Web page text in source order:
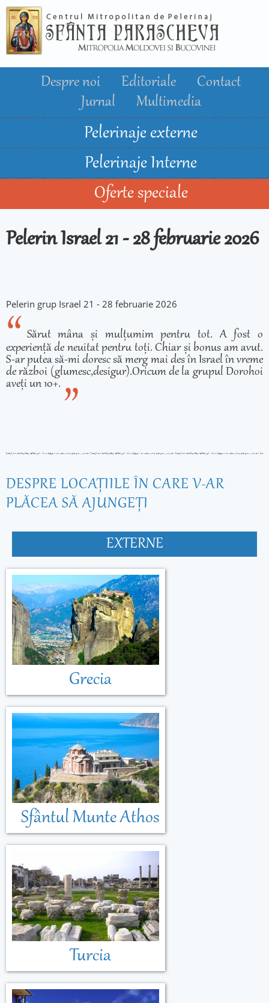
conţinutul
principal
Despre noi Editoriale
Contact
Jurnal
Multimedia
Pelerinaje externe
Pelerinaje Interne
Oferte speciale
Pelerin Israel 21 - 28 februarie 2026
Pelerin grup Israel 21 - 28 februarie 2026
Sărut mâna și mulțumim pentru tot. A fost o
experiență de neuitat pentru toți. Chiar și bonus am avut.
S-ar putea să-mi doresc să merg mai des în Israel în vreme
de război (glumesc,desigur).Oricum de la grupul Dorohoi
aveți un 10+.
DESPRE LOCAŢIILE ÎN CARE V-AR
PLĂCEA SĂ AJUNGEŢI
EXTERNE
Grecia
Sfântul Munte Athos
Turcia